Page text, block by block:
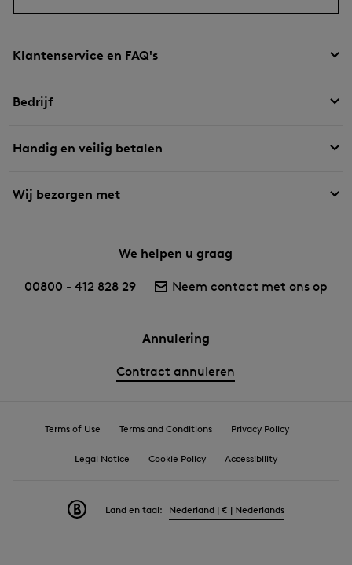
Klantenservice en FAQ's
Bedrijf
Handig en veilig betalen
Wij bezorgen met
We helpen u graag
00800 - 412 828 29 Neem contact met ons op
Annulering
Contract annuleren
Terms of Use Terms and Conditions Privacy Policy
Legal Notice Cookie Policy Accessibility
Land en taal: Nederland | € | Nederlands